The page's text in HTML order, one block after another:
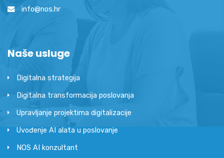
info@nos.hr
Naše usluge
Digitalna strategija
Digitalna transformacija poslovanja
Upravljanje projektima digitalizacije
Uvođenje AI alata u poslovanje
NOS AI konzultant